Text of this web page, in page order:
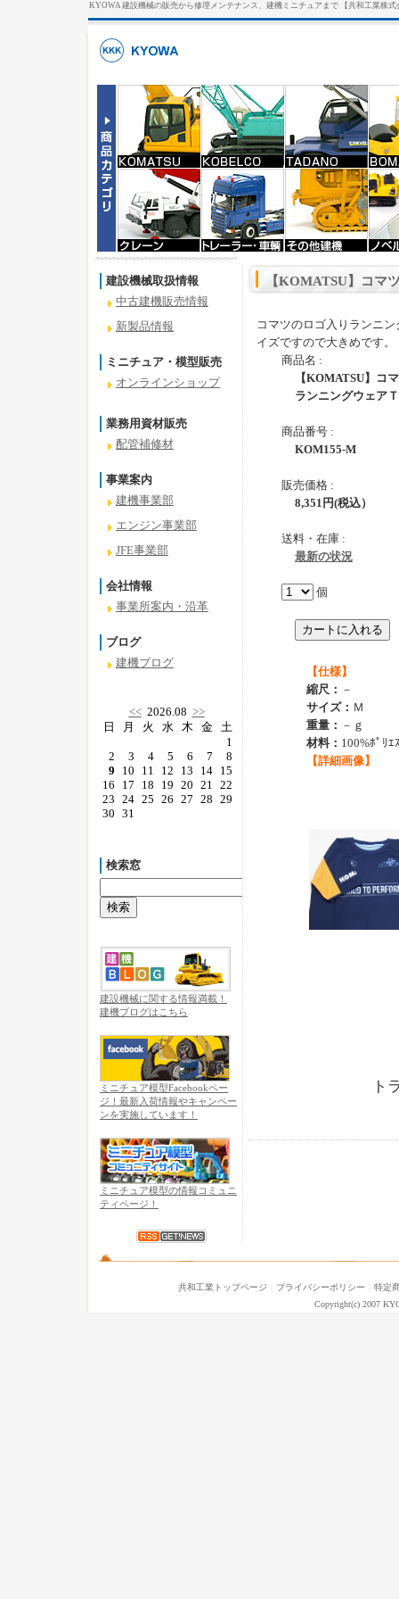
KYOWA 建設機械の販売から修理メンテナンス、建機ミニチュアまで 【共和工業株式
建設機械取扱情報
中古建機販売情報
新製品情報
ミニチュア・模型販売
オンラインショップ
業務用資材販売
配管補修材
事業案内
建機事業部
エンジン事業部
JFE事業部
会社情報
事業所案内・沿革
ブログ
建機ブログ
<<2026.08 >>
日
2
9
16
23
30
月
3
10
17
24
31
火
4
11
18
25
水
5
12
19
26
木
6
13
20
27
金
7
14
21
28
土
1
8
15
22
29
検索窓
建設機械に関する情報満載！
建機ブログはこちら
ミニチュア模型Facebookペー
ジ！最新入荷情報やキャンペー
ンを実施しています！
ミニチュア模型の情報コミュニ
ティページ！
【KOMATSU】コ
コマツのロゴ入りランニ
イズですので大きめです
商品名 :
【KOMATSU】コ
ランニングウェア
商品番号 :
KOM155-M
販売価格 :
8,351 円(税込）
送料・在庫 :
最新の状況
個
【仕様】
縮尺： －
サイズ： Ｍ
重量： －ｇ
材料： 100%ﾎﾟﾘｴ
【詳細画像】
ト
共和工業トップページ プライバシーポリシー
特定
Copyright(c) 2007